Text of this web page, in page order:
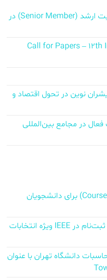
سمینار مجازی «مسیر ارتقاء به عضویت ارشد (Senior Member) در
Call for Papers –
نوین در تحول اقتصاد و
در مجامع بین‌المللی
دریافت رایگان گواهینامه کورسرا (Coursera) برای دانشجویان
کد تخفیف ۵۰ درصد در کارمزد ریالی ثبت‌نام در IEEE ویژه انتخابات
دانشگاه تهران با عنوان